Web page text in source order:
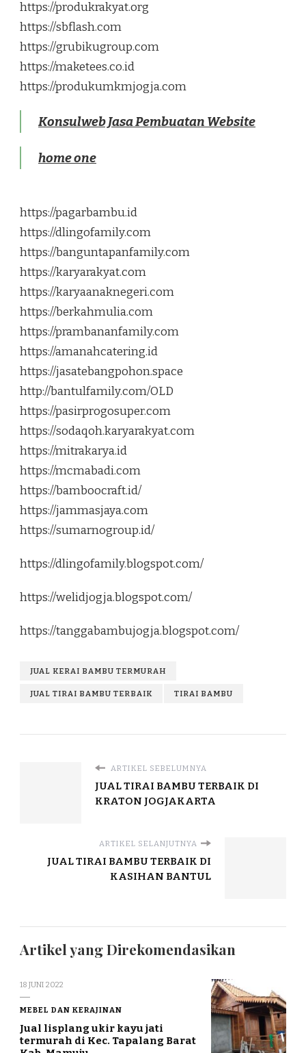
https://produkrakyat.org
https://sbflash.com
https://grubikugroup.com
https://maketees.co.id
https://produkumkmjogja.com
Konsulweb Jasa Pembuatan Website
home one
https://pagarbambu.id
https://dlingofamily.com
https://banguntapanfamily.com
https://karyarakyat.com
https://karyaanaknegeri.com
https://berkahmulia.com
https://prambananfamily.com
https://amanahcatering.id
https://jasatebangpohon.space
http://bantulfamily.com/OLD
https://pasirprogosuper.com
https://sodaqoh.karyarakyat.com
https://mitrakarya.id
https://mcmabadi.com
https://bamboocraft.id/
https://jammasjaya.com
https://sumarnogroup.id/
https://dlingofamily.blogspot.com/
https://welidjogja.blogspot.com/
https://tanggabambujogja.blogspot.com/
JUAL KERAI BAMBU TERMURAH
JUAL TIRAI BAMBU TERBAIK TIRAI BAMBU
ARTIKEL SEBELUMNYA
JUAL TIRAI BAMBU TERBAIK DI
KRATON JOGJAKARTA
ARTIKEL SELANJUTNYA
JUAL TIRAI BAMBU TERBAIK DI
KASIHAN BANTUL
Artikel yang Direkomendasikan
18 JUNI 2022
MEBEL DAN KERAJINAN
Jual lisplang ukir kayu jati
termurah di Kec. Tapalang Barat